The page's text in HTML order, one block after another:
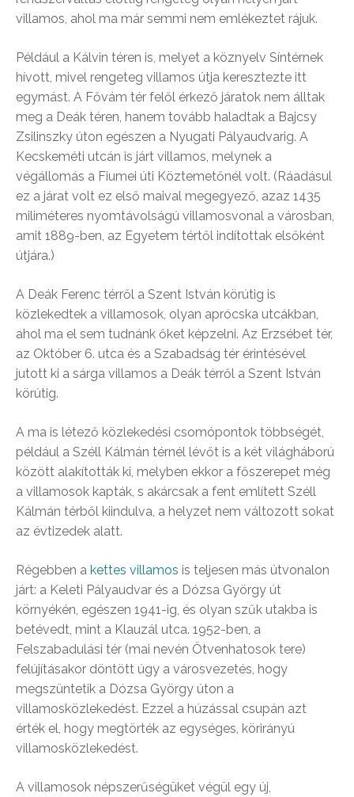
villamos, ahol ma már semmi nem emlékeztet rájuk.
Például a Kálvin téren is, melyet a köznyelv Síntérnek
hívott, mivel rengeteg villamos útja keresztezte itt
egymást. A Fővám tér felől érkező járatok nem álltak
meg a Deák téren, hanem tovább haladtak a Bajcsy
Zsilinszky úton egészen a Nyugati Pályaudvarig. A
Kecskeméti utcán is járt villamos, melynek a
végállomás a Fiumei úti Köztemetőnél volt. (Ráadásul
ez a járat volt ez első maival megegyező, azaz 1435
miliméteres nyomtávolságú villamosvonal a városban,
amit 1889-ben, az Egyetem tértől indítottak elsőként
útjára.)
A Deák Ferenc térről a Szent István körútig is
közlekedtek a villamosok, olyan aprócska utcákban,
ahol ma el sem tudnánk őket képzelni. Az Erzsébet tér,
az Október 6. utca és a Szabadság tér érintésével
jutott ki a sárga villamos a Deák térről a Szent István
körútig.
A ma is létező közlekedési csomópontok többségét,
például a Széll Kálmán térnél lévőt is a két világháború
között alakították ki, melyben ekkor a főszerepet még
a villamosok kapták, s akárcsak a fent említett Széll
Kálmán térből kiindulva, a helyzet nem változott sokat
az évtizedek alatt.
Régebben a kettes villamos is teljesen más útvonalon
járt: a Keleti Pályaudvar és a Dózsa György út
környékén, egészen 1941-ig, és olyan szűk utakba is
betévedt, mint a Klauzál utca. 1952-ben, a
Felszabadulási tér (mai nevén Ötvenhatosok tere)
felújításakor döntött úgy a városvezetés, hogy
megszüntetik a Dózsa György úton a
villamosközlekedést. Ezzel a húzással csupán azt
érték el, hogy megtörték az egységes, körirányú
villamosközlekedést.
A villamosok népszerűségüket végül egy új,